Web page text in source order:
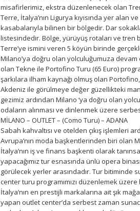
misafirlerimiz, ekstra düzenlenecek olan
Terre, İtalya’nın Ligurya kıyısında yer alan
kasabalarıyla bilinen bir bölgedir. Dar
listesindedir. Bölge, yürüyüş rotaları ve tren
Terre’ye ismini veren 5 köyün birinde
Milano’ya doğru olan yolculuğumuza
olan Tekne ile Portofino Turu (65 Euro)
şarkılara ilham kaynağı olmuş olan
Akdeniz ile görülmeye değer güzellikteki
gezimiz ardından Milano ‘ya doğru olan
odaların alınması ve dinlenmek üzere
MİLANO – OUTLET – (Como Turu) – ADANA
Sabah kahvaltısı ve otelden çıkış
Avrupa’nın moda başkentlerinden biri olan
İtalya’nın iş ve finans başkenti olarak
yapacağımız tur esnasında ünlü opera
görülecek yerler arasındadır. Tur
center turu programımızı düzenlemek
İtalya’nın en prestijli markalarına ait şık
yapan outlet center’da serbest zaman